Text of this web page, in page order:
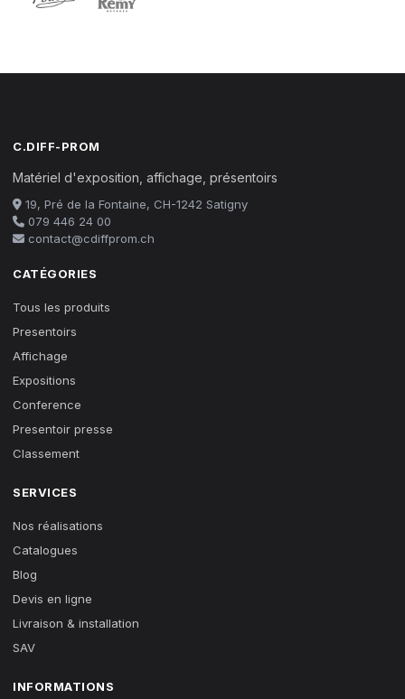
C.DIFF-PROM
Matériel d'exposition, affichage, présentoirs
19, Pré de la Fontaine, CH-1242 Satigny
079 446 24 00
contact@cdiffprom.ch
CATÉGORIES
Tous les produits
Presentoirs
Affichage
Expositions
Conference
Presentoir presse
Classement
SERVICES
Nos réalisations
Catalogues
Blog
Devis en ligne
Livraison & installation
SAV
INFORMATIONS